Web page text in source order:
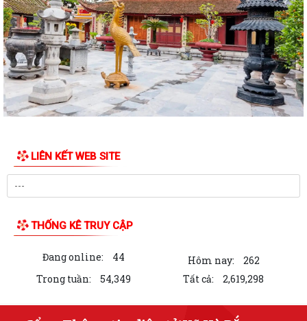
LIÊN KẾT WEB SITE
THỐNG KÊ TRUY CẬP
Đang online: 44 Hôm nay:
262
Trong tuần:
54,349 Tất cả: 2,619,298